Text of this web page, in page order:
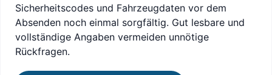
Sicherheitscodes und Fahrzeugdaten vor dem
Absenden noch einmal sorgfältig. Gut lesbare und
vollständige Angaben vermeiden unnötige
Rückfragen.